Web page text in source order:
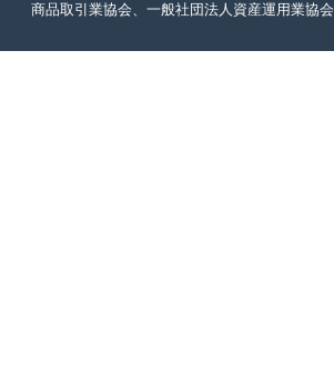
商品取引業協会、一般社団法人資産運用業協会